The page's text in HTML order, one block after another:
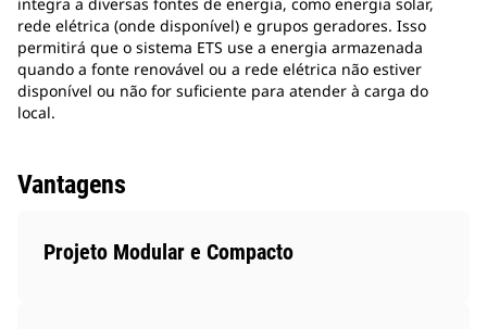
integra a diversas fontes de energia, como energia solar,
rede elétrica (onde disponível) e grupos geradores. Isso
permitirá que o sistema ETS use a energia armazenada
quando a fonte renovável ou a rede elétrica não estiver
disponível ou não for suficiente para atender à carga do
local.
Vantagens
Projeto Modular e Compacto